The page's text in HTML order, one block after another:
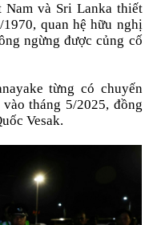
và Sri Lanka thiết
quan hệ hữu nghị
ngừng được củng cố
từng có chuyến
tháng 5/2025, đồng
Vesak.